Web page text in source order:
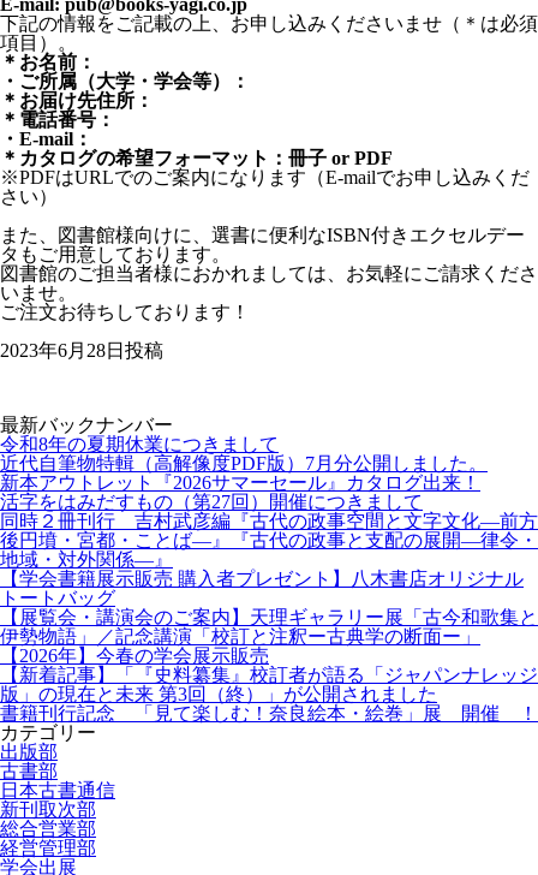
E-mail: pub@books-yagi.co.jp
下記の情報をご記載の上、お申し込みくださいませ（＊は必須
項目）。
＊お名前：
・ご所属（大学・学会等）：
＊お届け先住所：
＊電話番号：
・E-mail：
＊カタログの希望フォーマット：冊子 or PDF
※PDFはURLでのご案内になります（E-mailでお申し込みくだ
さい）
また、図書館様向けに、選書に便利なISBN付きエクセルデー
タもご用意しております。
図書館のご担当者様におかれましては、お気軽にご請求くださ
いませ。
ご注文お待ちしております！
2023年6月28日投稿
最新バックナンバー
令和8年の夏期休業につきまして
近代自筆物特輯（高解像度PDF版）7月分公開しました。
新本アウトレット『2026サマーセール』カタログ出来！
活字をはみだすもの（第27回）開催につきまして
同時２冊刊行 吉村武彦編『古代の政事空間と文字文化—前方
後円墳・宮都・ことば—』『古代の政事と支配の展開—律令・
地域・対外関係—』
【学会書籍展示販売 購入者プレゼント】八木書店オリジナル
トートバッグ
【展覧会・講演会のご案内】天理ギャラリー展「古今和歌集と
伊勢物語」／記念講演「校訂と注釈ー古典学の断面ー」
【2026年】今春の学会展示販売
【新着記事】「『史料纂集』校訂者が語る「ジャパンナレッジ
版」の現在と未来 第3回（終）」が公開されました
書籍刊行記念 「見て楽しむ！奈良絵本・絵巻」展 開催 ！
カテゴリー
出版部
古書部
日本古書通信
新刊取次部
総合営業部
経営管理部
学会出展